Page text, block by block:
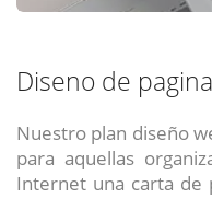
Diseno de
Nuestro plan diseño
para aquellas
Internet una carta de